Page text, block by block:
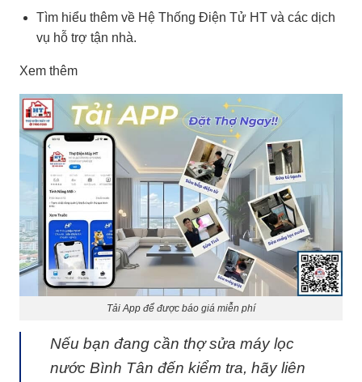
Tìm hiểu thêm về Hệ Thống Điện Tử HTvà các dịch
vụ hỗ trợ tận nhà.
Xem thêm
Tải App để được báo giá miễn phí
Nếu bạn đang cần thợ sửa máy lọc
nước Bình Tân đến kiểm tra, hãy liên